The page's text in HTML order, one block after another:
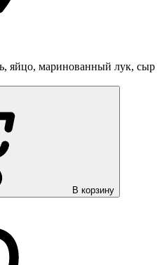
яйцо, маринованный лук, сыр
В корзину